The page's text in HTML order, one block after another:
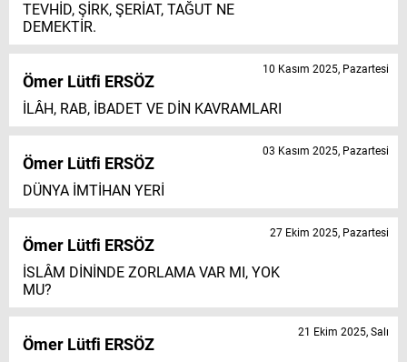
TEVHİD, ŞİRK, ŞERİAT, TAĞUT NE
DEMEKTİR.
Ömer Lütfi ERSÖZ
İLÂH, RAB, İBADET VE DİN KAVRAMLARI
10 Kasım 2025, Pazartesi
Ömer Lütfi ERSÖZ
DÜNYA İMTİHAN YERİ
03 Kasım 2025, Pazartesi
Ömer Lütfi ERSÖZ
İSLÂM DİNİNDE ZORLAMA VAR MI, YOK
MU?
27 Ekim 2025, Pazartesi
Ömer Lütfi ERSÖZ
21 Ekim 2025, Salı